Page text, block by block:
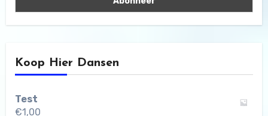
Koop Hier Dansen
Test
€1,00